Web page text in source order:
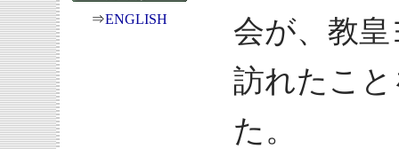
⇒ENGLISH
会が、教
訪れたこ
た。